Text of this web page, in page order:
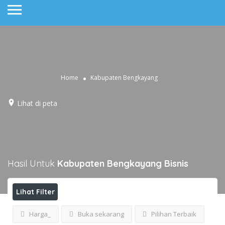
Home Kabupaten Bengkayang
Lihat di peta
Hasil Untuk Kabupaten Bengkayang Bisnis
Lihat Filter
Harga_ Buka sekarang Pilihan Terbaik